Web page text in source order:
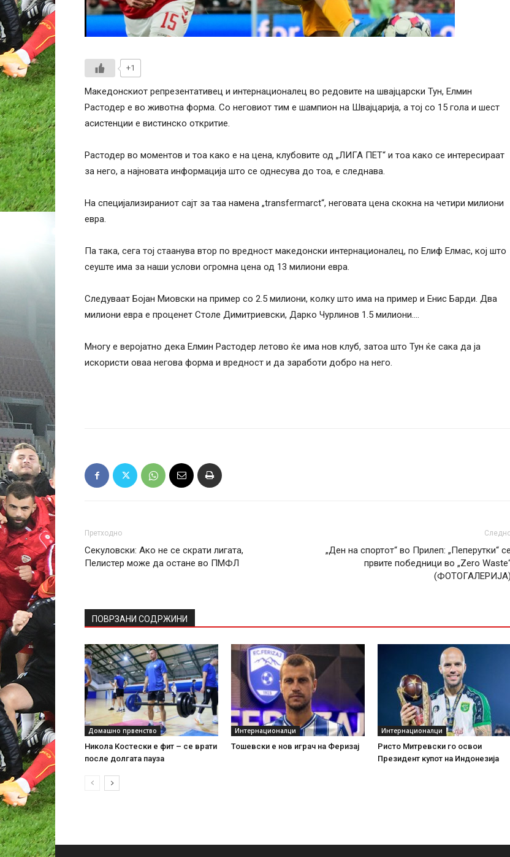
+1
Македонскиот репрезентативец и интернационалец во редовите на швајцарски Тун, Елмин
Растодер е во животна форма. Со неговиот тим е шампион на Швајцарија, а тој со 15 гола и шест
асистенции е вистинско откритие.
Растодер во моментов и тоа како е на цена, клубовите од „ЛИГА ПЕТ“ и тоа како се интересираат
за него, а најновата информација што се однесува до тоа, е следнава.
На специјализираниот сајт за таа намена „transfermarct“, неговата цена скокна на четири милиони
евра.
Па така, сега тој стаанува втор по вредност македонски интернационалец, по Елиф Елмас, кој што
сеуште има за наши услови огромна цена од 13 милиони евра.
Следуваат Бојан Миовски на пример со 2.5 милиони, колку што има на пример и Енис Барди. Два
милиони евра е проценет Столе Димитриевски, Дарко Чурлинов 1.5 милиони….
Многу е веројатно дека Елмин Растодер летово ќе има нов клуб, затоа што Тун ќе сака да ја
искористи оваа негова форма и вредност и да заработи добро на него.
Претходно
Секуловски: Ако не се скрати лигата,
Пелистер може да остане во ПМФЛ
„Ден на спортот“ во Прилеп: „Пеперутки“ се
првите победници во „Zero
(ФОТОГАЛЕРИЈА)
ПОВРЗАНИ СОДРЖИНИ
Домашно првенство
Никола Костески е фит – се врати
после долгата пауза
Интернационалци
Тошевски е нов играч на Феризај
Интернационалци
Ристо Митревски го освои
Президент купот на Индонезија